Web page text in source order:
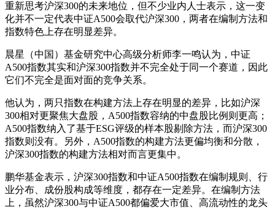
重新思考沪深300的未来地位，但不少业内人士表示，这一变
化并不一定代表中证A500会取代沪深300，两者在编制方法和
指数特色上存在明显差异。
晨星（中国）基金研究中心高级分析师李一鸣认为，中证
A500指数其实和沪深300指数并不完全处于同一个赛道，因此
它们不完全是面对面的竞争关系。
他认为，两只指数在构建方法上存在明显的差异，比如沪深
300相对更聚焦大盘股，A500指数容纳的中盘股比例则更高；
A500指数纳入了基于ESG评级的样本股剔除方法，而沪深300
指数则没有。另外，A500指数的构建方法更偏均衡和分散，
沪深300指数的构建方法相对而言更集中。
鹏华基金表示，沪深300指数和中证A500指数在编制规则、行
业分布、成份股构成等维度，都存在一定差异。在编制方法
上，虽然沪深300与中证A500都偏爱大市值、高流动性的龙头